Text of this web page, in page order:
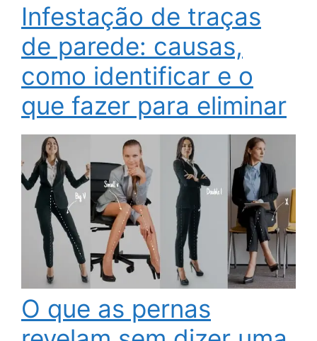
Infestação de traças
de parede: causas,
como identificar e o
que fazer para eliminar
O que as pernas